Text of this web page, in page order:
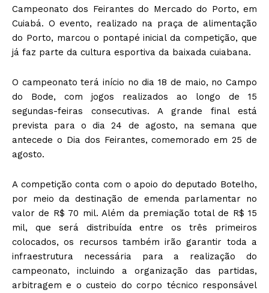
Campeonato dos Feirantes do Mercado do Porto, em
Cuiabá. O evento, realizado na praça de alimentação
do Porto, marcou o pontapé inicial da competição, que
já faz parte da cultura esportiva da baixada cuiabana.
O campeonato terá início no dia 18 de maio, no Campo
do Bode, com jogos realizados ao longo de 15
segundas-feiras consecutivas. A grande final está
prevista para o dia 24 de agosto, na semana que
antecede o Dia dos Feirantes, comemorado em 25 de
agosto.
A competição conta com o apoio do deputado Botelho,
por meio da destinação de emenda parlamentar no
valor de R$ 70 mil. Além da premiação total de R$ 15
mil, que será distribuída entre os três primeiros
colocados, os recursos também irão garantir toda a
infraestrutura necessária para a realização do
campeonato, incluindo a organização das partidas,
arbitragem e o custeio do corpo técnico responsável